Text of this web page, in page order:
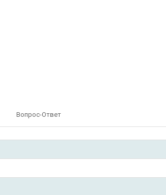
Вопрос-Ответ